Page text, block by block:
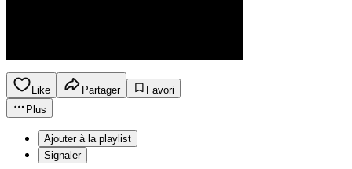
Like Partager
Favori
Plus
Ajouter à la playlist
Signaler